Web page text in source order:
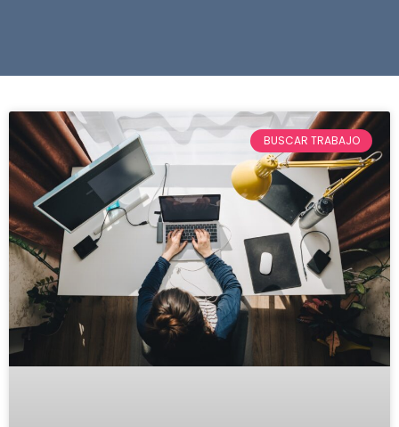
BUSCAR TRABAJO